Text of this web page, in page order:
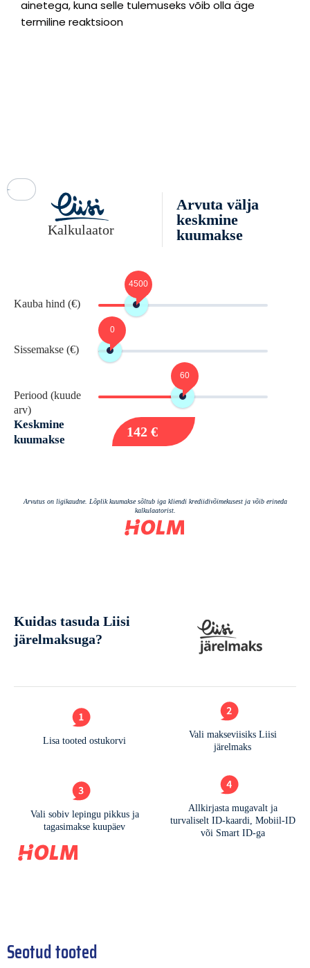
ainetega, kuna selle tulemuseks võib olla äge
termiline reaktsioon
Seotud tooted